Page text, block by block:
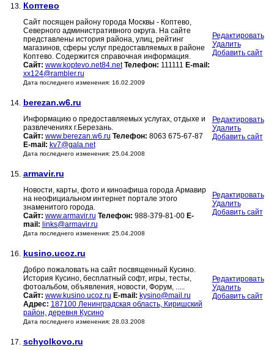
13. Коптево
Сайт посящен району города Москвы - Коптево,
Северного административного округа. На сайте
представлены история района, улиц, рейтинг
магазинов, сферы услуг предоставляемых в районе
Коптево. Содержится справочная информация.
Сайт: www.koptevo.net84.net Телефон: 111111 E-mail:
xx124@rambler.ru
Дата последнего изменения: 16.02.2009
Редактировать
Удалить
Добавить сайт
14. berezan.w6.ru
Информацию о предоставляемых услугах, отдыхе и
развлечениях г.Березань.
Сайт: www.berezan.w6.ru Телефон: 8063 675-67-87
E-mail: kv7@gala.net
Дата последнего изменения: 25.04.2008
Редактировать
Удалить
Добавить сайт
15. armavir.ru
Новости, карты, фото и киноафиша города Армавир
на неофициальном интернет портале этого
знаменитого города.
Сайт: www.armavir.ru Телефон: 988-379-81-00 E-
mail: links@armavir.ru
Дата последнего изменения: 25.04.2008
Редактировать
Удалить
Добавить сайт
16. kusino.ucoz.ru
Добро пожаловать на сайт посвященный Кусино.
История Кусино, бесплатный софт, игры, тесты,
фотоальбом, объявления, новости, Форум, .....
Сайт: www.kusino.ucoz.ru E-mail: kysino@mail.ru
Адрес: 187100 Ленинградская область, Киришский
район, деревня Кусино
Дата последнего изменения: 28.03.2008
Редактировать
Удалить
Добавить сайт
17. schyolkovo.ru